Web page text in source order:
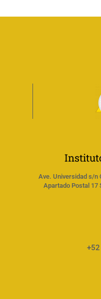
Ave. Universidad s/n
Apartado Postal 17